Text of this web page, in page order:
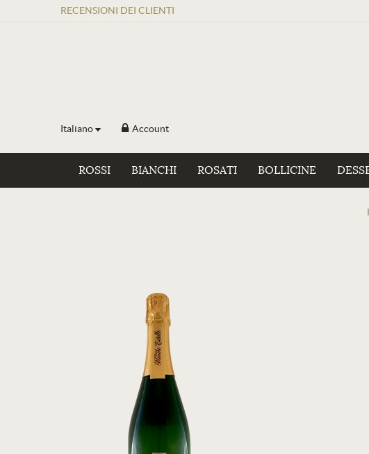
RECENSIONI DEI CLIENTI
Italiano Account
ROSSI BIANCHI ROSATI BOLLICINE